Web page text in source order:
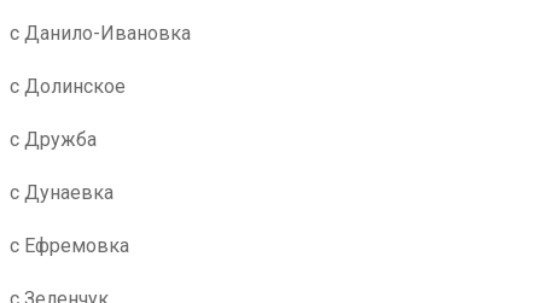
с Данило-Ивановка
с Долинское
с Дружба
с Дунаевка
с Ефремовка